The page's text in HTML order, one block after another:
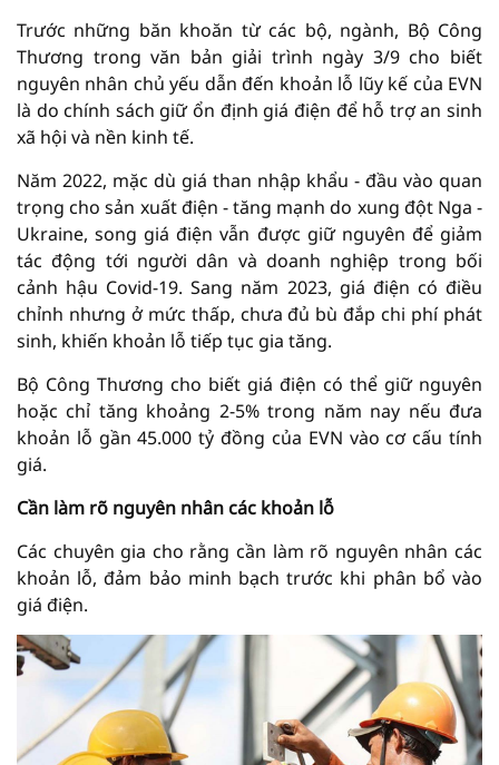
Trước những băn khoăn từ các bộ, ngành, Bộ Công
Thương trong văn bản giải trình ngày 3/9 cho biết
nguyên nhân chủ yếu dẫn đến khoản lỗ lũy kế của EVN
là do chính sách giữ ổn định giá điện để hỗ trợ an sinh
xã hội và nền kinh tế.
Năm 2022, mặc dù giá than nhập khẩu - đầu vào quan
trọng cho sản xuất điện - tăng mạnh do xung đột Nga -
Ukraine, song giá điện vẫn được giữ nguyên để giảm
tác động tới người dân và doanh nghiệp trong bối
cảnh hậu Covid-19. Sang năm 2023, giá điện có điều
chỉnh nhưng ở mức thấp, chưa đủ bù đắp chi phí phát
sinh, khiến khoản lỗ tiếp tục gia tăng.
Bộ Công Thương cho biết giá điện có thể giữ nguyên
hoặc chỉ tăng khoảng 2-5% trong năm nay nếu đưa
khoản lỗ gần 45.000 tỷ đồng của EVN vào cơ cấu tính
giá.
Cần làm rõ nguyên nhân các khoản lỗ
Các chuyên gia cho rằng cần làm rõ nguyên nhân các
khoản lỗ, đảm bảo minh bạch trước khi phân bổ vào
giá điện.